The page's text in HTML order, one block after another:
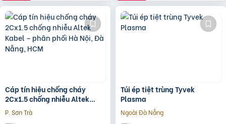
Cáp tín hiệu chống cháy
2Cx1.5 chống nhiễu Altek
Kabel – phân phối Hà Nội, Đà
Nẵng, HCM
P. Sơn Trà
Túi ép tiệt trùng Tyvek
Plasma
Ngoài Đà Nẵng